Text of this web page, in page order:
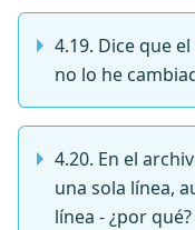
4.19. Dice que
no lo he
4.20. En el
una sola línea,
línea - ¿por qué?